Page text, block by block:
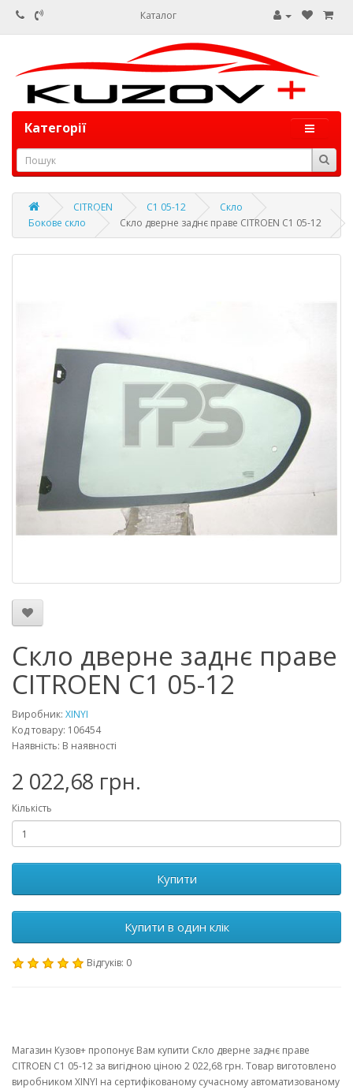
Каталог
Категорії
CITROEN C1 05-12
Скло
Бокове скло
Скло дверне заднє праве CITROEN C1 05-12
Скло дверне заднє праве
CITROEN C1 05-12
Виробник: XINYI
Код товару: 106454
Наявність: В наявності
2 022,68 грн.
Кількість
Купити
Купити в один клік
Відгуків: 0
Магазин Кузов+ пропонує Вам купити Скло дверне заднє праве
CITROEN C1 05-12 за вигідною ціною 2 022,68 грн. Товар виготовлено
виробником XINYI на сертифікованому сучасному автоматизованому